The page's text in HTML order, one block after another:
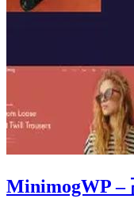
MinimogWP –